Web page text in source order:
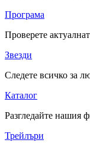
Програма
Проверете
Звезди
Следете всичко за
Каталог
Разгледайте нашия
Трейлъри